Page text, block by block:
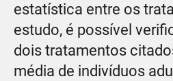
estatística entre os
estudo, é possível
dois tratamentos
média de indivíduos